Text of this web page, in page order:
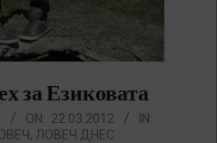
за Езиковата
ON: 22.03.2012
IN:
, ЛОВЕЧ ДНЕС